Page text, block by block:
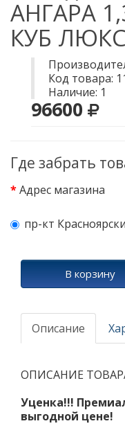
АНГАРА
КУБ ЛЮКС
Код товара:
Наличие: 1
96600
Где забрать
Адрес магазина
пр-кт
В корзину
Описание
ОПИСАНИЕ
Уценка!!!
выгодной цене!